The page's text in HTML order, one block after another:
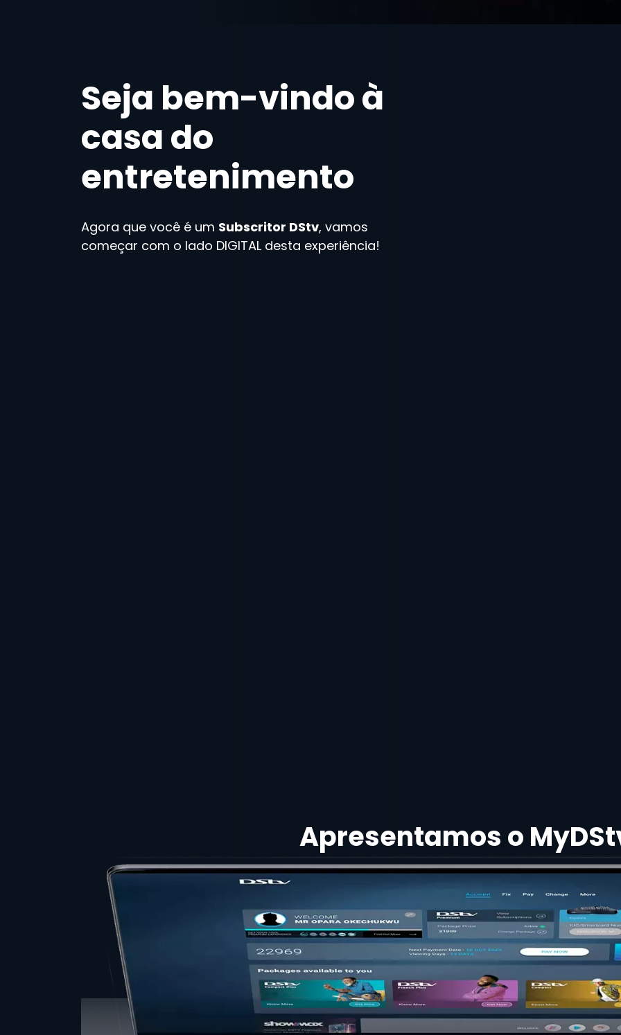
Seja bem-vindo à
casa do
entretenimento
Agora que você é um Subscritor DStv, vamos
começar com o lado DIGITAL desta experiência!
Apresentamos o